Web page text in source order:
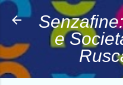
Passa ai
e